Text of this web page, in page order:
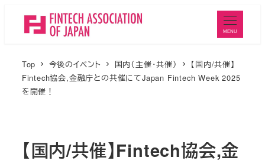
MENU
Top 今後のイベント 国内（主催・共催）
【国内/共催】
Fintech協会,金融庁との共催にてJapan Fintech Week 2025
を開催！
【国内/共催】Fintech協会,金